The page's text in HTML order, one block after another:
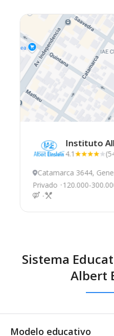
Instituto
4.1
Catamarca 3644,
Privado
120.000-
Sistema
Albert
Modelo educativo